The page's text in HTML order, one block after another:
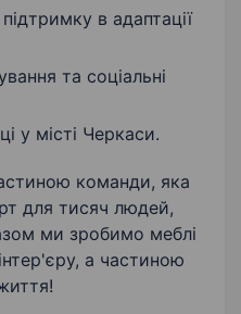
в адаптації
та соціальні
у місті Черкаси.
команди, яка
для тисяч людей,
ми зробимо меблі
а частиною